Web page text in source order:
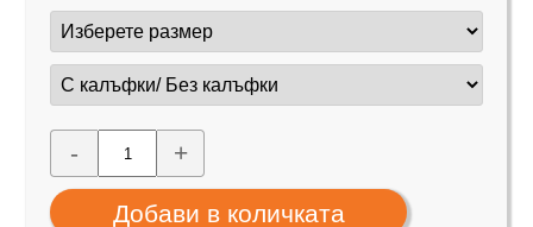
- +